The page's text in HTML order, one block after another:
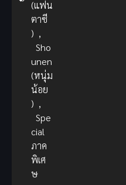
(แฟน
ตาซี
) ,
Sho
unen
(หนุ่ม
น้อย
) ,
Spe
cial
ภาค
พิเศ
ษ